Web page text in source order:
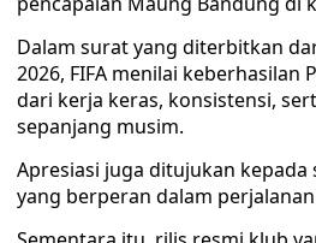
Dalam surat yang diterbitkan
2026, FIFA menilai keberhasilan
dari kerja keras, konsistensi,
sepanjang musim.
Apresiasi juga ditujukan
yang berperan dalam